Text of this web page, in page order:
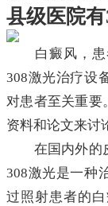
县级医院
白癜风，患
308激光治疗设
对患者至关重要
资料和论文来讨
在国内外的皮
308激光是一种
过照射患者的